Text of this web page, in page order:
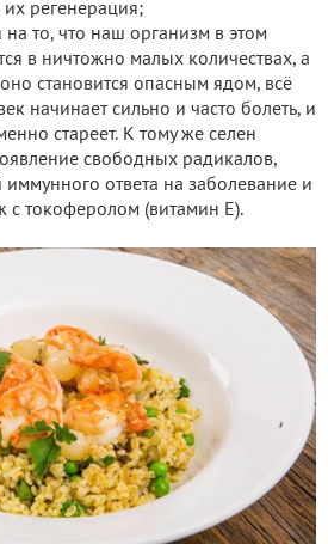
регенерация;
на то, что наш организм в этом
в ничтожно малых количествах, а
становится опасным ядом, всё
начинает сильно и часто болеть, и
стареет. К тому же селен
свободных радикалов,
иммунного ответа на заболевание и
с токоферолом (витамин Е).